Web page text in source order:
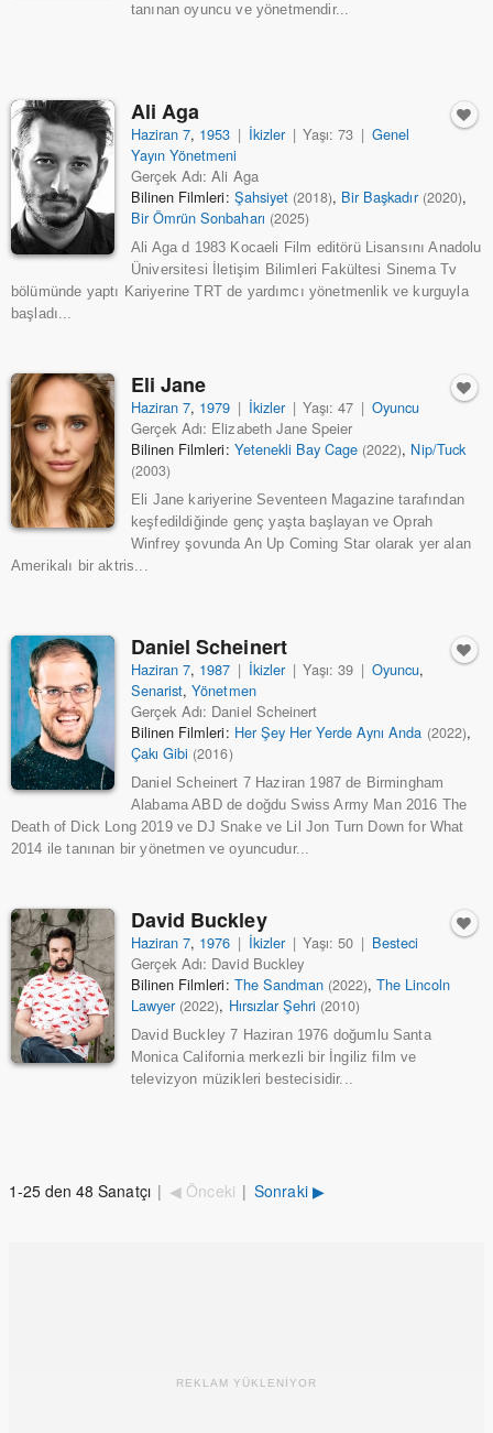
tanınan oyuncu ve yönetmendir...
Ali Aga
Haziran 7, 1953 | İkizler | Yaşı: 73 | Genel
Yayın Yönetmeni
Gerçek Adı: Ali Aga
Bilinen Filmleri: Şahsiyet (2018), Bir Başkadır (2020),
Bir Ömrün Sonbaharı (2025)
Ali Aga d 1983 Kocaeli Film editörü Lisansını Anadolu
Üniversitesi İletişim Bilimleri Fakültesi Sinema Tv
bölümünde yaptı Kariyerine TRT de yardımcı yönetmenlik ve kurguyla
başladı...
Eli Jane
Haziran 7, 1979 | İkizler | Yaşı: 47 | Oyuncu
Gerçek Adı: Elizabeth Jane Speier
Bilinen Filmleri: Yetenekli Bay Cage (2022), Nip/Tuck
(2003)
Eli Jane kariyerine Seventeen Magazine tarafından
keşfedildiğinde genç yaşta başlayan ve Oprah
Winfrey şovunda An Up Coming Star olarak yer alan
Amerikalı bir aktris...
Daniel Scheinert
Haziran 7, 1987 | İkizler | Yaşı: 39 | Oyuncu,
Senarist,Yönetmen
Gerçek Adı: Daniel Scheinert
Bilinen Filmleri: Her Şey Her Yerde Aynı Anda (2022),
Çakı Gibi (2016)
Daniel Scheinert 7 Haziran 1987 de Birmingham
Alabama ABD de doğdu Swiss Army Man 2016 The
Death of Dick Long 2019 ve DJ Snake ve Lil Jon Turn Down for What
2014 ile tanınan bir yönetmen ve oyuncudur...
David Buckley
Haziran 7, 1976 | İkizler | Yaşı: 50 | Besteci
Gerçek Adı: David Buckley
Bilinen Filmleri: The Sandman (2022),The Lincoln
Lawyer (2022), Hırsızlar Şehri (2010)
David Buckley 7 Haziran 1976 doğumlu Santa
Monica California merkezli bir İngiliz film ve
televizyon müzikleri bestecisidir...
1-25 den 48 Sanatçı | ◀ Önceki | Sonraki ▶
REKLAM YÜKLENİYOR